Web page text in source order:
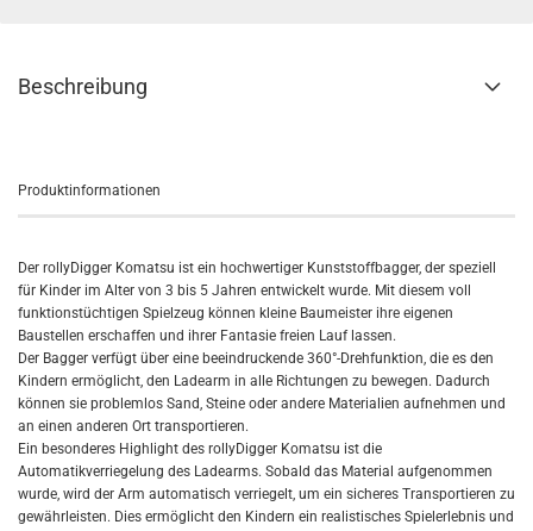
Beschreibung
Produktinformationen
Der rollyDigger Komatsu ist ein hochwertiger Kunststoffbagger, der speziell
für Kinder im Alter von 3 bis 5 Jahren entwickelt wurde. Mit diesem voll
funktionstüchtigen Spielzeug können kleine Baumeister ihre eigenen
Baustellen erschaffen und ihrer Fantasie freien Lauf lassen.
Der Bagger verfügt über eine beeindruckende 360°-Drehfunktion, die es den
Kindern ermöglicht, den Ladearm in alle Richtungen zu bewegen. Dadurch
können sie problemlos Sand, Steine oder andere Materialien aufnehmen und
an einen anderen Ort transportieren.
Ein besonderes Highlight des rollyDigger Komatsu ist die
Automatikverriegelung des Ladearms. Sobald das Material aufgenommen
wurde, wird der Arm automatisch verriegelt, um ein sicheres Transportieren zu
gewährleisten. Dies ermöglicht den Kindern ein realistisches Spielerlebnis und